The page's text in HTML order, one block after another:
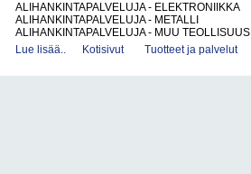
ALIHANKINTAPALVELUJA - ELEKTRONIIKKA
ALIHANKINTAPALVELUJA - METALLI
ALIHANKINTAPALVELUJA - MUU
Lue lisää..
Kotisivut Tuotteet ja palvelut